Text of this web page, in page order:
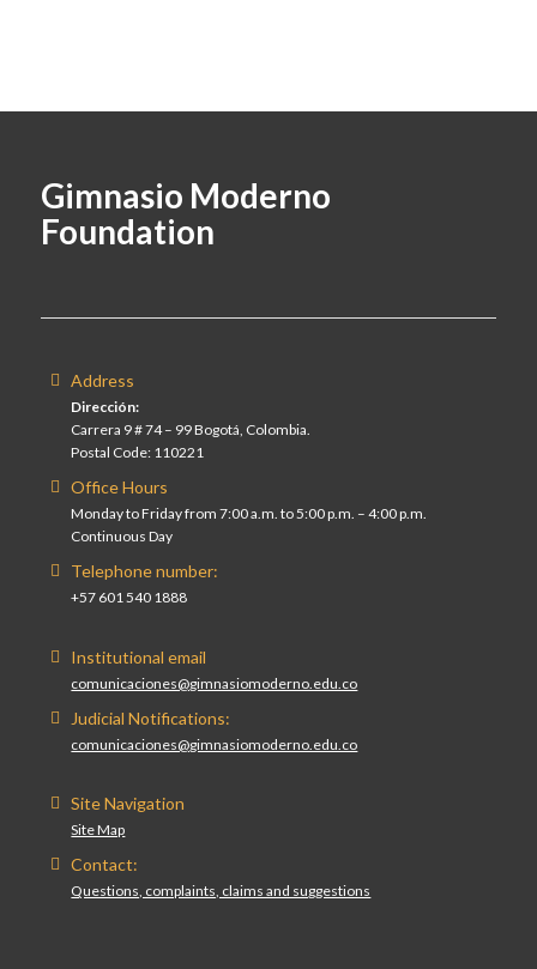
Gimnasio Moderno
Foundation
Address
Dirección:
Carrera 9 # 74 – 99 Bogotá, Colombia.
Postal Code: 110221
Office Hours
Monday to Friday from 7:00 a.m. to 5:00 p.m. – 4:00 p.m.
Continuous Day
Telephone number:
+57 601 540 1888
Institutional email
comunicaciones@gimnasiomoderno.edu.co
Judicial Notifications:
comunicaciones@gimnasiomoderno.edu.co
Site Navigation
Site Map
Contact:
Questions, complaints, claims and suggestions